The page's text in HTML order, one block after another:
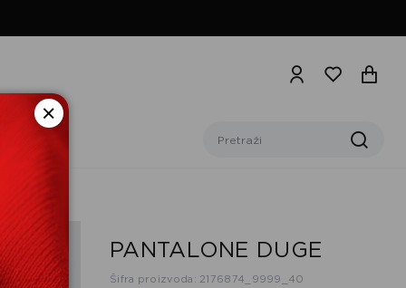
PANTALONE DUGE
Šifra proizvoda: 2176874_9999_40